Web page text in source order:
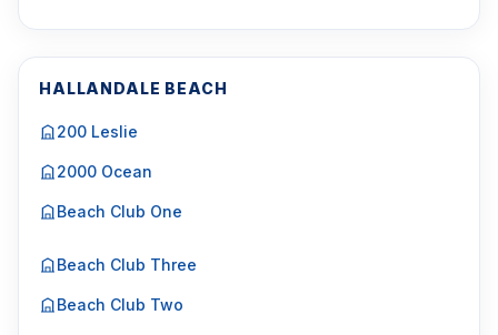
HALLANDALE BEACH
200 Leslie
2000 Ocean
Beach Club One
Beach Club Three
Beach Club Two